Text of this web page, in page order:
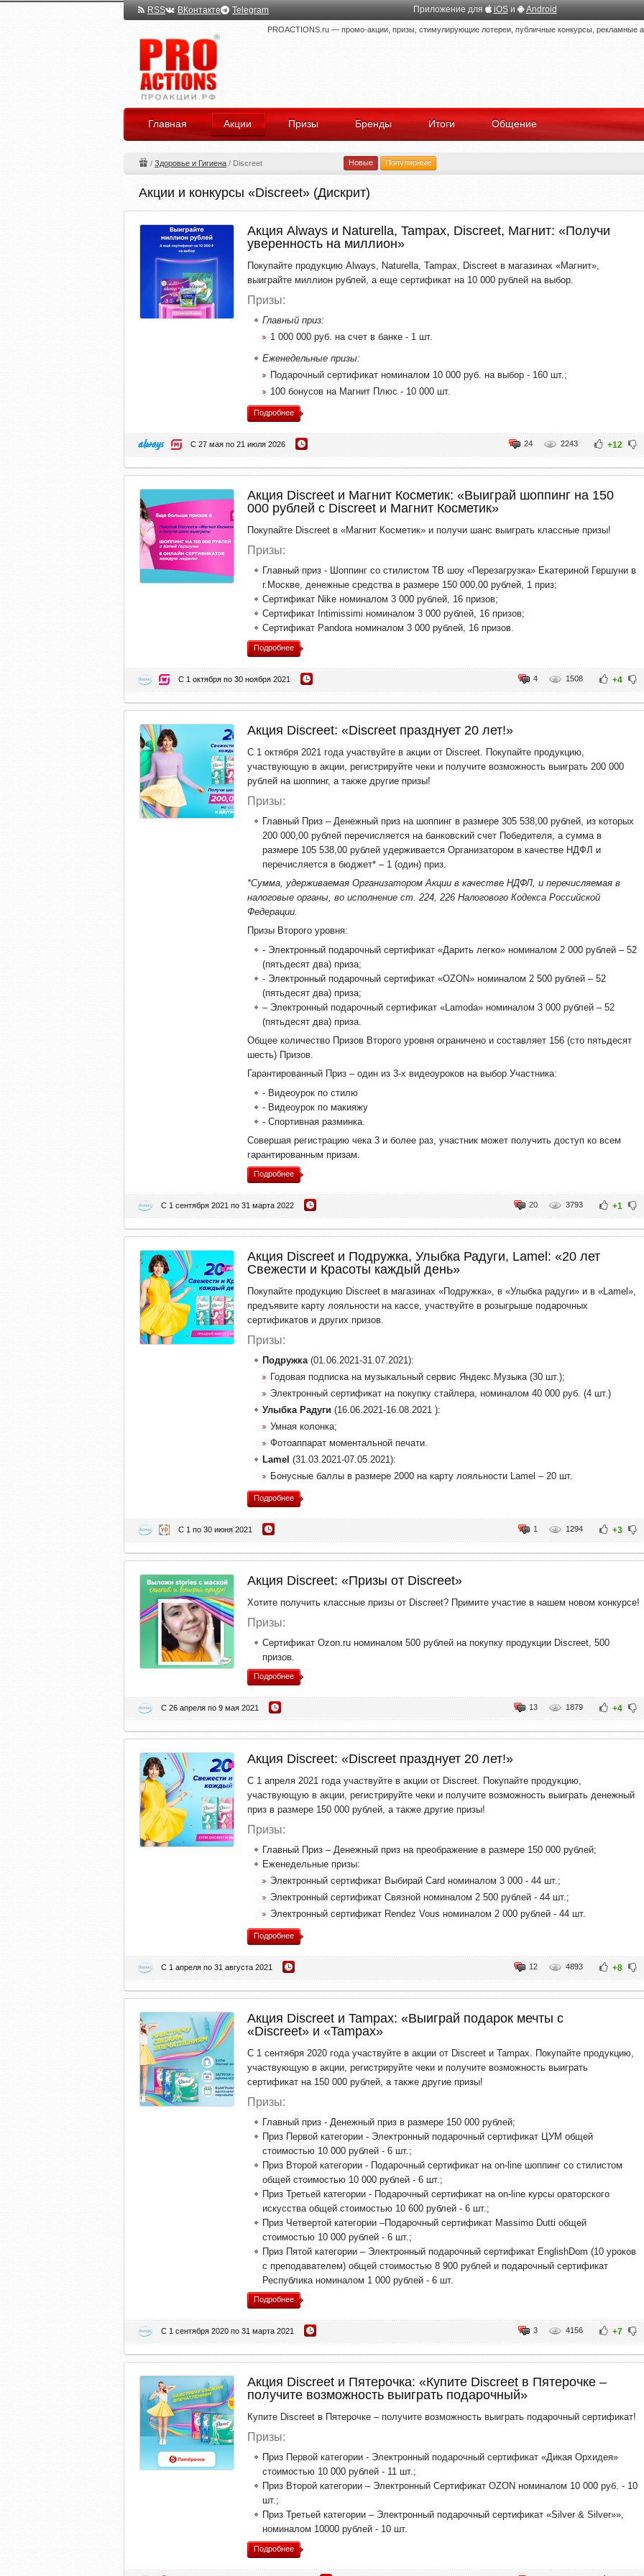
RSS ВКонтакте Telegram Приложение для iOSи Android
PROACTIONS.ru — промо-акции, призы, стимулирующие лотереи, публичные конкурсы, рекламные
Главная Акции Призы Бренды Итоги Общение
Новые Популярные
/ Здоровье и Гигиена / Discreet
Акции и конкурсы «Discreet» (Дискрит)
Акция Always и Naturella, Tampax, Discreet, Магнит: «Получи
уверенность на миллион»
Покупайте продукцию Always, Naturella, Tampax, Discreet в магазинах «Магнит»,
выиграйте миллион рублей, а еще сертификат на 10 000 рублей на выбор.
Призы:
Главный приз:
1 000 000 руб. на счет в банке - 1 шт.
Еженедельные призы:
Подарочный сертификат номиналом 10 000 руб. на выбор - 160 шт.;
100 бонусов на Магнит Плюс - 10 000 шт.
Подробнее
С 27 мая по 21 июля 2026 +12
2243
24
Акция Discreet и Магнит Косметик: «Выиграй шоппинг на 150
000 рублей с Discreet и Магнит Косметик»
Покупайте Discreet в «Магнит Косметик» и получи шанс выиграть классные призы!
Призы:
Главный приз - Шоппинг со стилистом ТВ шоу «Перезагрузка» Екатериной Гершуни в
г.Москве, денежные средства в размере 150 000,00 рублей, 1 приз;
Сертификат Nike номиналом 3 000 рублей, 16 призов;
Сертификат Intimissimi номиналом 3 000 рублей, 16 призов;
Сертификат Pandora номиналом 3 000 рублей, 16 призов.
Подробнее
С 1 октября по 30 ноября 2021 +4
1508
4
Акция Discreet: «Discreet празднует 20 лет!»
С 1 октября 2021 года участвуйте в акции от Discreet. Покупайте продукцию,
участвующую в акции, регистрируйте чеки и получите возможность выиграть 200 000
рублей на шоппинг, а также другие призы!
Призы:
Главный Приз – Денежный приз на шоппинг в размере 305 538,00 рублей, из которых
200 000,00 рублей перечисляется на банковский счет Победителя, а сумма в
размере 105 538,00 рублей удерживается Организатором в качестве НДФЛ и
перечисляется в бюджет* – 1 (один) приз.
*Cумма, удерживаемая Организатором Акции в качестве НДФЛ, и перечисляемая в
налоговые органы, во исполнение ст. 224, 226 Налогового Кодекса Российской
Федерации.
Призы Второго уровня:
- Электронный подарочный сертификат «Дарить легко» номиналом 2 000 рублей – 52
(пятьдесят два) приза;
- Электронный подарочный сертификат «OZON» номиналом 2 500 рублей – 52
(пятьдесят два) приза;
– Электронный подарочный сертификат «Lamoda» номиналом 3 000 рублей – 52
(пятьдесят два) приза.
Общее количество Призов Второго уровня ограничено и составляет 156 (сто пятьдесят
шесть) Призов.
Гарантированный Приз – один из 3-х видеоуроков на выбор Участника:
- Видеоурок по стилю
- Видеоурок по макияжу
- Спортивная разминка.
Совершая регистрацию чека 3 и более раз, участник может получить доступ ко всем
гарантированным призам.
Подробнее
С 1 сентября 2021 по 31 марта 2022 +1
3793
20
Акция Discreet и Подружка, Улыбка Радуги, Lamel: «20 лет
Свежести и Красоты каждый день»
Покупайте продукцию Discreet в магазинах «Подружка», в «Улыбка радуги» и в «Lamel»,
предъявите карту лояльности на кассе, участвуйте в розыгрыше подарочных
сертификатов и других призов.
Призы:
Подружка(01.06.2021-31.07.2021):
Годовая подписка на музыкальный сервис Яндекс.Музыка (30 шт.);
Электронный сертификат на покупку стайлера, номиналом 40 000 руб. (4 шт.)
Улыбка Радуги (16.06.2021-16.08.2021 ):
Умная колонка;
Фотоаппарат моментальной печати.
Lamel (31.03.2021-07.05.2021):
Бонусные баллы в размере 2000 на карту лояльности Lamel – 20 шт.
Подробнее
С 1 по 30 июня 2021 +3
1294
1
Акция Discreet: «Призы от Discreet»
Хотите получить классные призы от Discreet? Примите участие в нашем новом конкурсе!
Призы:
Сертификат Ozon.ru номиналом 500 рублей на покупку продукции Discreet, 500
призов.
Подробнее
С 26 апреля по 9 мая 2021 +4
1879
13
Акция Discreet: «Discreet празднует 20 лет!»
С 1 апреля 2021 года участвуйте в акции от Discreet. Покупайте продукцию,
участвующую в акции, регистрируйте чеки и получите возможность выиграть денежный
приз в размере 150 000 рублей, а также другие призы!
Призы:
Главный Приз – Денежный приз на преображение в размере 150 000 рублей;
Еженедельные призы:
Электронный сертификат Выбирай Card номиналом 3 000 - 44 шт.;
Электронный сертификат Связной номиналом 2 500 рублей - 44 шт.;
Электронный cертификат Rendez Vous номиналом 2 000 рублей - 44 шт.
Подробнее
С 1 апреля по 31 августа 2021 +8
4893
12
Акция Discreet и Tampax: «Выиграй подарок мечты с
«Discreet» и «Tampax»
С 1 сентября 2020 года участвуйте в акции от Discreet и Tampax. Покупайте продукцию,
участвующую в акции, регистрируйте чеки и получите возможность выиграть
сертификат на 150 000 рублей, а также другие призы!
Призы:
Главный приз - Денежный приз в размере 150 000 рублей;
Приз Первой категории - Электронный подарочный сертификат ЦУМ общей
стоимостью 10 000 рублей - 6 шт.;
Приз Второй категории - Подарочный сертификат на on-line шоппинг со стилистом
общей стоимостью 10 000 рублей - 6 шт.;
Приз Третьей категории - Подарочный сертификат на on-line курсы ораторского
искусства общей стоимостью 10 600 рублей - 6 шт.;
Приз Четвертой категории –Подарочный сертификат Massimo Dutti общей
стоимостью 10 000 рублей - 6 шт.;
Приз Пятой категории – Электронный подарочный сертификат EnglishDom (10 уроков
с преподавателем) общей стоимостью 8 900 рублей и подарочный сертификат
Республика номиналом 1 000 рублей - 6 шт.
Подробнее
С 1 сентября 2020 по 31 марта 2021 +7
4156
3
Акция Discreet и Пятерочка: «Купите Discreet в Пятерочке –
получите возможность выиграть подарочный»
Купите Discreet в Пятерочке – получите возможность выиграть подарочный сертификат!
Призы:
Приз Первой категории - Электронный подарочный сертификат «Дикая Орхидея»
стоимостью 10 000 рублей - 11 шт.;
Приз Второй категории – Электронный Сертификат OZON номиналом 10 000 руб. - 10
шт.;
Приз Третьей категории – Электронный подарочный сертификат «Silver & Silver»»,
номиналом 10000 рублей - 10 шт.
Подробнее